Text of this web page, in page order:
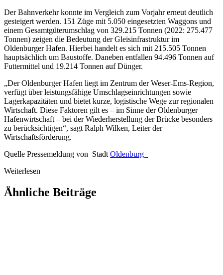
Der Bahnverkehr konnte im Vergleich zum Vorjahr erneut deutlich
gesteigert werden. 151 Züge mit 5.050 eingesetzten Waggons und
einem Gesamtgüterumschlag von 329.215 Tonnen (2022: 275.477
Tonnen) zeigen die Bedeutung der Gleisinfrastruktur im
Oldenburger Hafen. Hierbei handelt es sich mit 215.505 Tonnen
hauptsächlich um Baustoffe. Daneben entfallen 94.496 Tonnen auf
Futtermittel und 19.214 Tonnen auf Dünger.
„Der Oldenburger Hafen liegt im Zentrum der Weser-Ems-Region,
verfügt über leistungsfähige Umschlagseinrichtungen sowie
Lagerkapazitäten und bietet kurze, logistische Wege zur regionalen
Wirtschaft. Diese Faktoren gilt es – im Sinne der Oldenburger
Hafenwirtschaft – bei der Wiederherstellung der Brücke besonders
zu berücksichtigen“, sagt Ralph Wilken, Leiter der
Wirtschaftsförderung.
Quelle Pressemeldung von Stadt Oldenburg
Weiterlesen
Ähnliche Beiträge